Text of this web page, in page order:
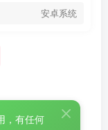
安卓系统
，有任何